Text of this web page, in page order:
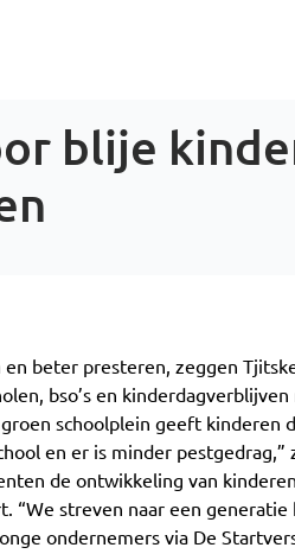
blije
beter presteren, zeggen
bso’s en
schoolplein geeft kinderen
en er is minder pestgedrag,”
de ontwikkeling van
“We streven naar een generatie
ondernemers via De